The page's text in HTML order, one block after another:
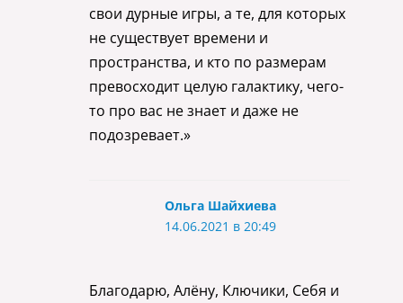
свои дурные игры, а те, для которых
не существует времени и
пространства, и кто по размерам
превосходит целую галактику, чего-
то про вас не знает и даже не
подозревает.»
Ольга Шайхиева
14.06.2021 в 20:49
Благодарю, Алёну, Ключики, Себя и